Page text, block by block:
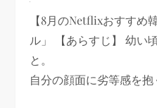
【8月のNetflixおすすめ
ル」 【あらすじ】 幼い
と。
自分の顔面に劣等感を抱